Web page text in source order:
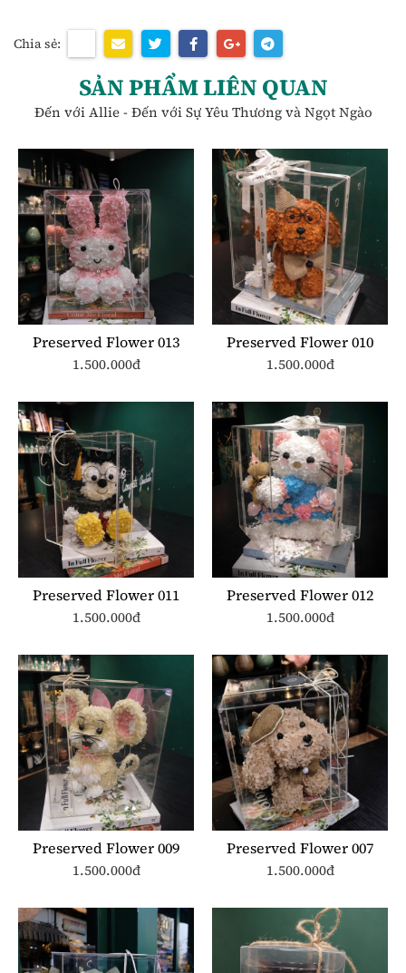
Chia sẻ:
SẢN PHẨM LIÊN QUAN
Đến với Allie - Đến với Sự Yêu Thương và Ngọt Ngào
Preserved Flower 013
1.500.000đ
Preserved Flower 010
1.500.000đ
Preserved Flower 011
1.500.000đ
Preserved Flower 012
1.500.000đ
Preserved Flower 009
1.500.000đ
Preserved Flower 007
1.500.000đ